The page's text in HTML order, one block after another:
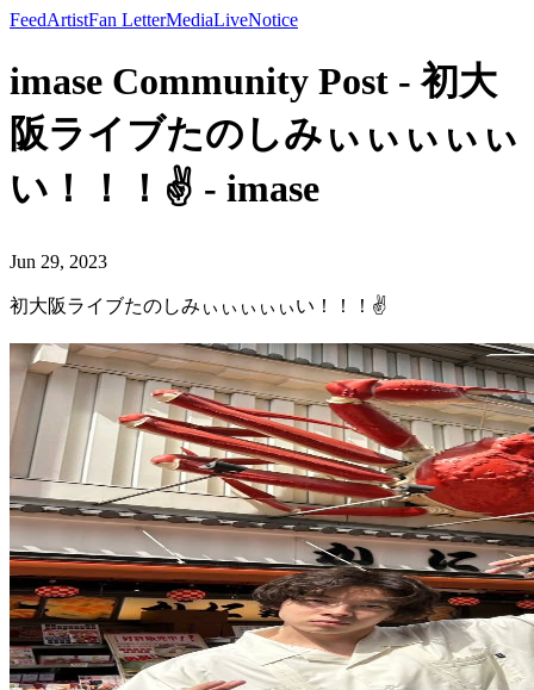
FeedArtistFan LetterMediaLiveNotice
imase Community Post - 初大
阪ライブたのしみぃぃぃぃぃ
い！！！✌️ - imase
Jun 29, 2023
初大阪ライブたのしみぃぃぃぃぃい！！！✌️